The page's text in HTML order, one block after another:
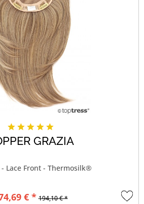
GRAZIA
Lace Front - Thermosilk®
€ * 194,10 € *